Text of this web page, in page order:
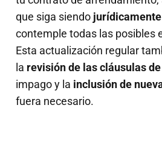
que siga siendo
contemple todas las posibles
Esta actualización regular
la revisión de las cláusulas
impago y la inclusión de
fuera necesario.